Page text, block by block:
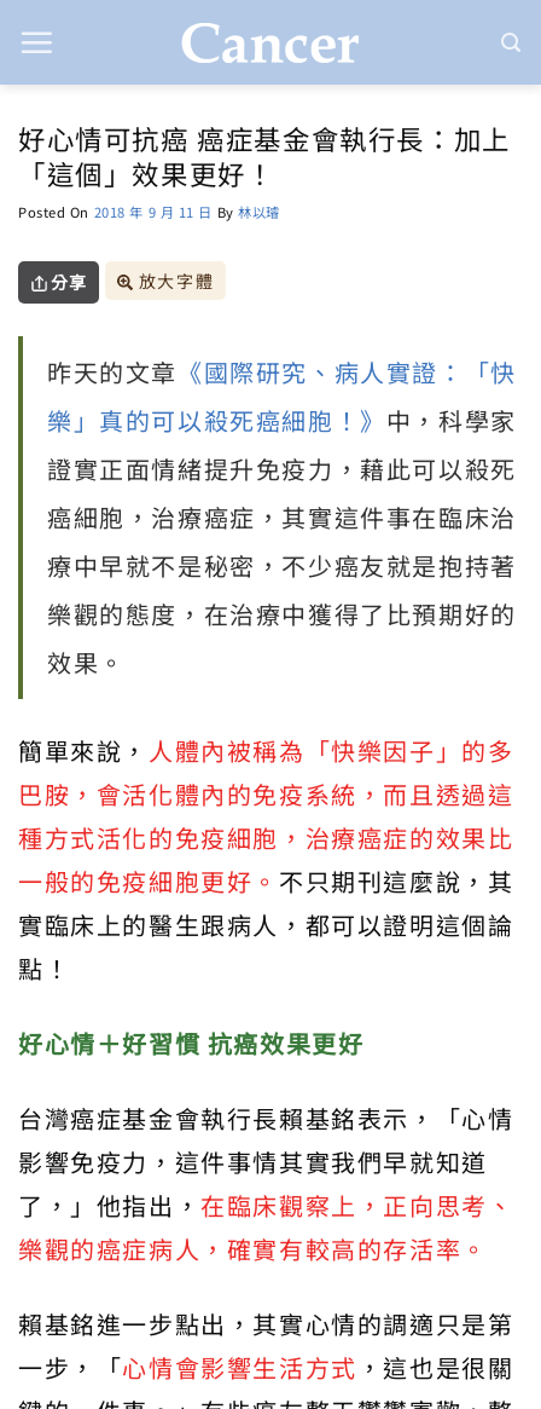
to
好心情可抗癌 癌症基金會執行長：加上
「這個」效果更好！
Posted On 2018 年 9 月 11 日 By林以璿
分享 放大字體
昨天的文章 《國際研究、病人實證：「快
樂」真的可以殺死癌細胞！》 中，科學家
證實正面情緒提升免疫力，藉此可以殺死
癌細胞，治療癌症，其實這件事在臨床治
療中早就不是秘密，不少癌友就是抱持著
樂觀的態度，在治療中獲得了比預期好的
效果。
簡單來說， 人體內被稱為「快樂因子」的多
巴胺，會活化體內的免疫系統，而且透過這
種方式活化的免疫細胞，治療癌症的效果比
一般的免疫細胞更好。 不只期刊這麼說，其
實臨床上的醫生跟病人，都可以證明這個論
點！
好心情＋好習慣 抗癌效果更好
台灣癌症基金會執行長賴基銘表示，「心情
影響免疫力，這件事情其實我們早就知道
了，」他指出， 在臨床觀察上，正向思考、
樂觀的癌症病人，確實有較高的存活率。
賴基銘進一步點出，其實心情的調適只是第
一步，「心情會影響生活方式 ，這也是很關